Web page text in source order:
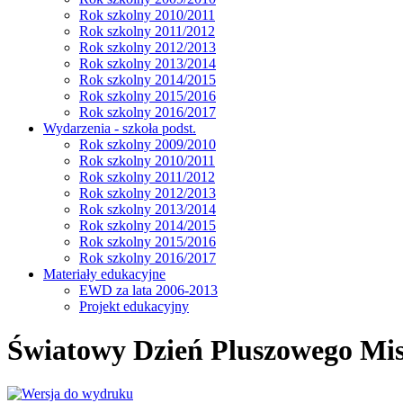
Rok szkolny 2010/2011
Rok szkolny 2011/2012
Rok szkolny 2012/2013
Rok szkolny 2013/2014
Rok szkolny 2014/2015
Rok szkolny 2015/2016
Rok szkolny 2016/2017
Wydarzenia - szkoła podst.
Rok szkolny 2009/2010
Rok szkolny 2010/2011
Rok szkolny 2011/2012
Rok szkolny 2012/2013
Rok szkolny 2013/2014
Rok szkolny 2014/2015
Rok szkolny 2015/2016
Rok szkolny 2016/2017
Materiały edukacyjne
EWD za lata 2006-2013
Projekt edukacyjny
Światowy Dzień Pluszowego